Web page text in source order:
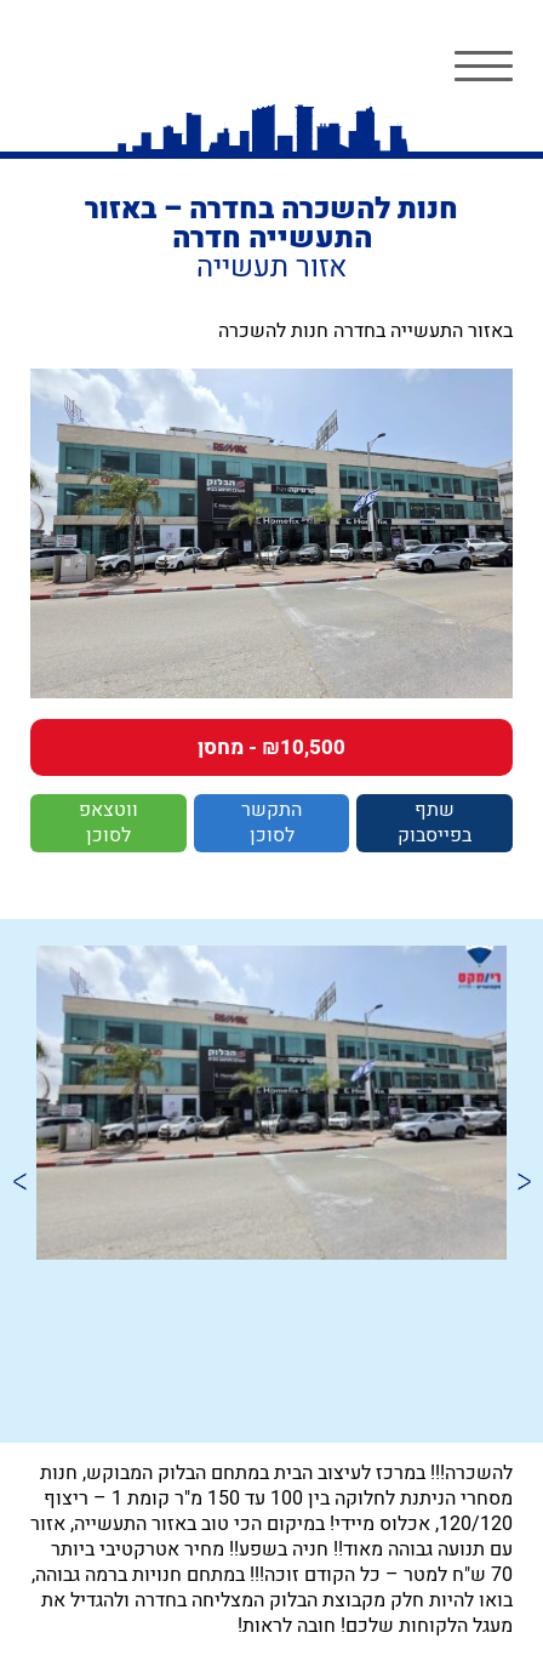
חנות להשכרה בחדרה – באזור
התעשייה חדרה
אזור תעשייה
באזור התעשייה בחדרה חנות להשכרה
₪10,500 - מחסן
שתף
בפייסבוק
התקשר
לסוכן
ווטצאפ
לסוכן
להשכרה!!! במרכז לעיצוב הבית במתחם הבלוק המבוקש, חנות
מסחרי הניתנת לחלוקה בין 100 עד 150 מ"ר קומת 1 – ריצוף
120/120, אכלוס מיידי! במיקום הכי טוב באזור התעשייה, אזור
עם תנועה גבוהה מאוד!! חניה בשפע!! מחיר אטרקטיבי ביותר
70 ש"ח למטר – כל הקודם זוכה!!! במתחם חנויות ברמה גבוהה,
בואו להיות חלק מקבוצת הבלוק המצליחה בחדרה ולהגדיל את
מעגל הלקוחות שלכם! חובה לראות!